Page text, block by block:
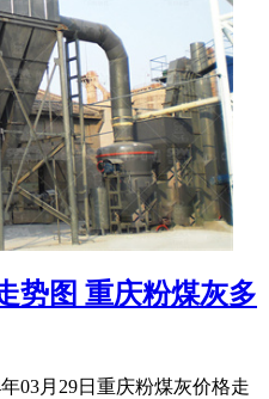
势图 重庆粉煤灰多
03月29日重庆粉煤灰价格走